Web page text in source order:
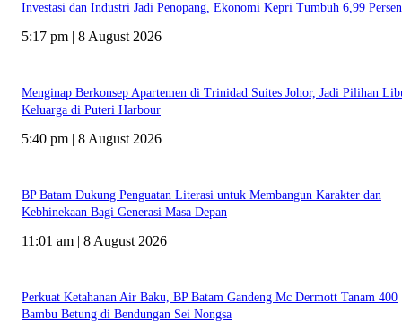
Investasi dan Industri Jadi Penopang, Ekonomi Kepri Tumbuh 6,99 Persen
5:17 pm | 8 August 2026
Menginap Berkonsep Apartemen di Trinidad Suites Johor, Jadi Pilihan
Keluarga di Puteri Harbour
5:40 pm | 8 August 2026
BP Batam Dukung Penguatan Literasi untuk Membangun Karakter dan
Kebhinekaan Bagi Generasi Masa Depan
11:01 am | 8 August 2026
Perkuat Ketahanan Air Baku, BP Batam Gandeng Mc Dermott Tanam 400
Bambu Betung di Bendungan Sei Nongsa